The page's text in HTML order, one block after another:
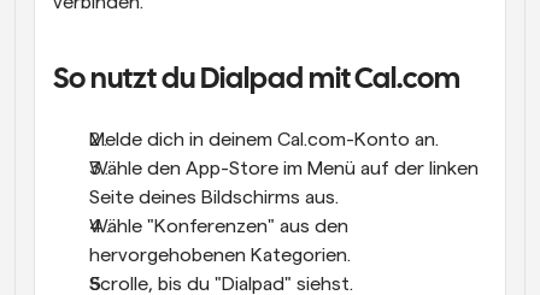
So nutzt du Dialpad mit Cal.com
Melde dich in deinem Cal.com-Konto an.
Wähle den App-Store im Menü auf der linken
Seite deines Bildschirms aus.
Wähle "Konferenzen" aus den
hervorgehobenen Kategorien.
Scrolle, bis du "Dialpad" siehst.